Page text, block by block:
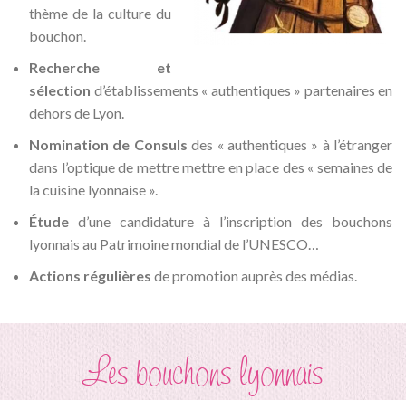
thème de la culture du
bouchon.
Recherche et
sélection d’établissements « authentiques » partenaires en
dehors de Lyon.
Nomination de Consuls des « authentiques » à l’étranger
dans l’optique de mettre mettre en place des « semaines de
la cuisine lyonnaise ».
Étude d’une candidature à l’inscription des bouchons
lyonnais au Patrimoine mondial de l’UNESCO…
Actions régulières de promotion auprès des médias.
Les bouchons lyonnais